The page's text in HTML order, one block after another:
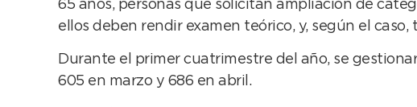
65 años, personas que solicitan ampliación de
ellos deben rendir examen teórico, y, según el
Durante el primer cuatrimestre del año, se
605 en marzo y 686 en abril.